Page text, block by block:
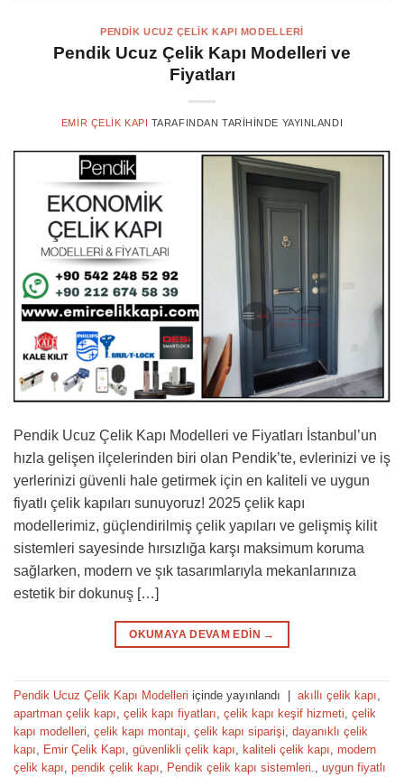
PENDIK UCUZ ÇELIK KAPI MODELLERI
Pendik Ucuz Çelik Kapı Modelleri ve
Fiyatları
EMIR ÇELIK KAPI TARAFINDAN TARIHINDE YAYINLANDI
Pendik Ucuz Çelik Kapı Modelleri ve Fiyatları İstanbul’un
hızla gelişen ilçelerinden biri olan Pendik’te, evlerinizi ve iş
yerlerinizi güvenli hale getirmek için en kaliteli ve uygun
fiyatlı çelik kapıları sunuyoruz! 2025 çelik kapı
modellerimiz, güçlendirilmiş çelik yapıları ve gelişmiş kilit
sistemleri sayesinde hırsızlığa karşı maksimum koruma
sağlarken, modern ve şık tasarımlarıyla mekanlarınıza
estetik bir dokunuş […]
OKUMAYA DEVAM EDIN →
Pendik Ucuz Çelik Kapı Modelleri içinde yayınlandı akıllı çelik kapı
apartman çelik kapı çelik kapı fiyatları çelik kapı keşif hizmeti çelik
kapı modelleri çelik kapı montajı çelik kapı siparişi dayanıklı çelik
kapı
Emir Çelik Kapı güvenlikli çelik kapı kaliteli çelik kapı modern
çelik kapı pendik çelik kapı Pendik çelik kapı sistemleri.
uygun fiyatlı